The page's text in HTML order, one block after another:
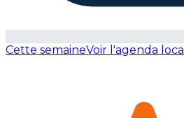
Cette semaineVoir l'agenda local